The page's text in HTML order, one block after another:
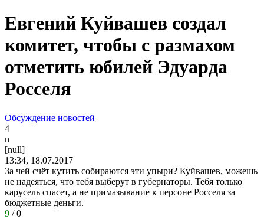
Евгений Куйвашев создал
комитет, чтобы с размахом
отметить юбилей Эдуарда
Росселя
Обсуждение новостей
4
n
[null]
13:34, 18.07.2017
За чей счёт кутить собираются эти упыри? Куйвашев, можешь
не надеяться, что тебя выберут в губернаторы. Тебя только
карусель спасет, а не примазывание к персоне Росселя за
бюджетные деньги.
9 /0